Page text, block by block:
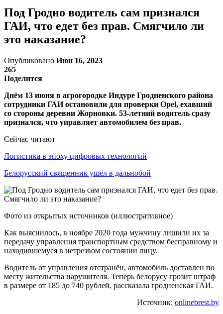
Под Гродно водитель сам признался
ГАИ, что едет без прав. Смягчило ли
это наказание?
Опубликовано Июн 16, 2023
265
Поделится
Днём 13 июня в агрогородке Индуре Гродненского района
сотрудники ГАИ остановили для проверки Ореl, ехавший
со стороны деревни Жорновки. 53-летний водитель сразу
признался, что управляет автомобилем без прав.
Сейчас читают
Логистика в эпоху цифровых технологий
Белорусский священник ушёл в дальнобой
Фото из открытых источников (иллюстративное)
Как выяснилось, в ноябре 2020 года мужчину лишили их за
передачу управления транспортным средством бесправному и
находившемуся в нетрезвом состоянии лицу.
Водитель от управления отстранён, автомобиль доставлен по
месту жительства нарушителя. Теперь белорусу грозит штраф
в размере от 185 до 740 рублей, рассказала гродненская ГАИ.
Источник: onlinebrest.by